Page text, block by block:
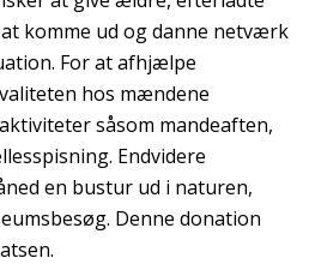
komme ud og danne netværk
For at afhjælpe
hos mændene
såsom mandeaften,
Endvidere
en bustur ud i naturen,
Denne donation
og TryghedsGruppens